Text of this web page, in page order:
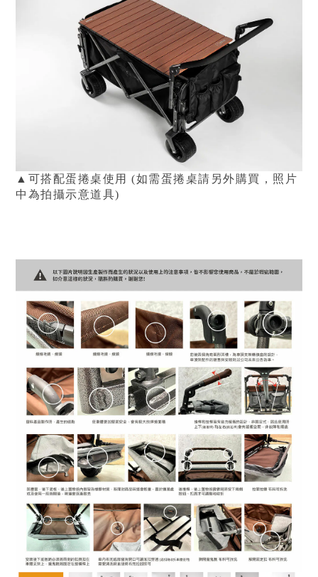
▲可搭配蛋捲桌使用 (如需蛋捲桌請另外購買，照片
中為拍攝示意道具)